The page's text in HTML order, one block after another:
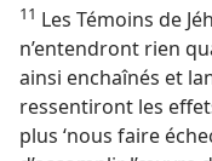
11 Les Témoins de
n’entendront rien
ainsi enchaînés et
ressentiront les
plus ‘nous faire